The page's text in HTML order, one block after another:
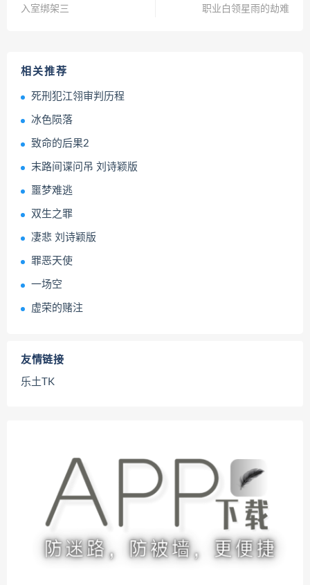
入室绑架三
职业白领星雨的劫难
相关推荐
死刑犯江翎审判历程
冰色陨落
致命的后果2
末路间谍问吊 刘诗颖版
噩梦难逃
双生之罪
凄悲 刘诗颖版
罪恶天使
一场空
虚荣的赌注
友情链接
乐土TK